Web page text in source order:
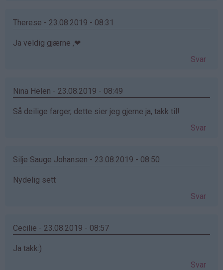
Therese - 23.08.2019 - 08:31
Ja veldig gjærne ,❤
Svar
Nina Helen - 23.08.2019 - 08:49
Så deilige farger, dette sier jeg gjerne ja, takk til!
Svar
Silje Sauge Johansen - 23.08.2019 - 08:50
Nydelig sett ‍
Svar
Cecilie - 23.08.2019 - 08:57
Ja takk:)
Svar